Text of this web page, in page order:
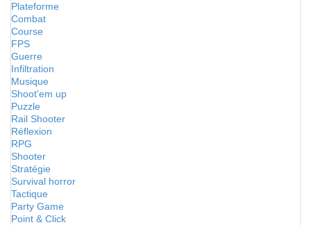
Plateforme
Combat
Course
FPS
Guerre
Infiltration
Musique
Shoot'em up
Puzzle
Rail Shooter
Réflexion
RPG
Shooter
Stratégie
Survival horror
Tactique
Party Game
Point & Click